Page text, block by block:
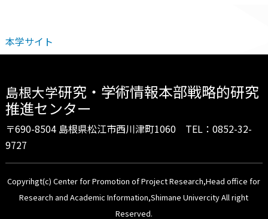
本学サイト
島根大学研究・学術情報本部戦略的研究
推進センター
〒690-8504 島根県松江市西川津町1060 TEL：0852-32-
9727
Copyrihgt(c) Center for Promotion of Project Research,Head office for
Research and Academic Information,Shimane Univercity All right
Reserved.